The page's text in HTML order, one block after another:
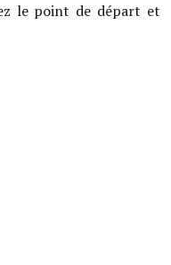
le point de départ et